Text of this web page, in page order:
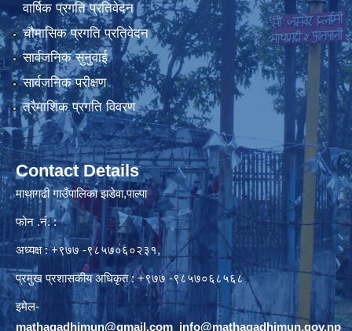
वार्षिक प्रगति प्रतिवेदन
चौमासिक प्रगति प्रतिवेदन
सार्वजनिक सुनुवाई
सार्वजनिक परीक्षण
त्रैमाशिक प्रगति विवरण
Contact Details
माथागढी गाउँपालिका झडेवा,पाल्पा
फोन .नं. :
अध्यक्ष : +९७७ -९८५७०६०२३१,
प्रमुख प्रशासकीय अधिकृत : +९७७ -९८५७०६८५६८
इमेल-
mathagadhimun@gmail.com, info@mathagadhimun.gov.np